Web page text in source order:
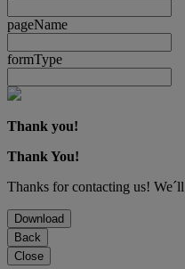
pageName
formType
Thank you!
Thank You!
Thanks for contacting us!
Download
Back
Close